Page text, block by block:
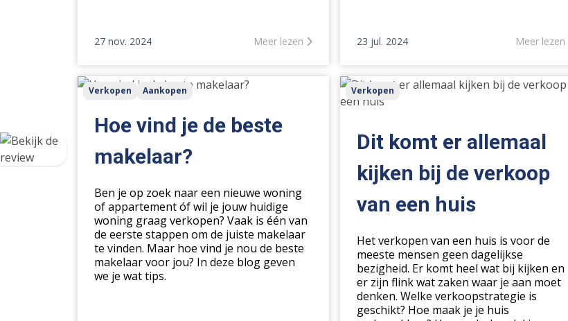
27 nov. 2024 Meer lezen 23 jul. 2024 Meer lezen
Hoe
beste
makelaar?
Verkopen Aankopen
Hoe vind je de beste
makelaar?
Ben je op zoek naar een nieuwe woning
of appartement óf wil je jouw huidige
woning graag verkopen? Vaak is één van
de eerste stappen om de juiste makelaar
te vinden. Maar hoe vind je nou de beste
makelaar voor jou? In deze blog geven
we je wat tips.
Dit
komt
allemaal
kijken
verkoop
een
huis
Verkopen
Dit komt er allemaal
kijken bij de verkoop
van een huis
Het verkopen van een huis is voor de
meeste mensen geen dagelijkse
bezigheid. Er komt heel wat bij kijken en
er zijn flink wat zaken waar je aan moet
denken. Welke verkoopstrategie is
geschikt? Hoe maak je je huis